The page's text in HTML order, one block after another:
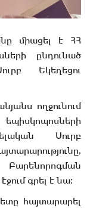
միացել է ՀՀ
ընդունած
Եկեղեցու
ողջունում
Սուրբ
գրել է նա։
հայտարարել